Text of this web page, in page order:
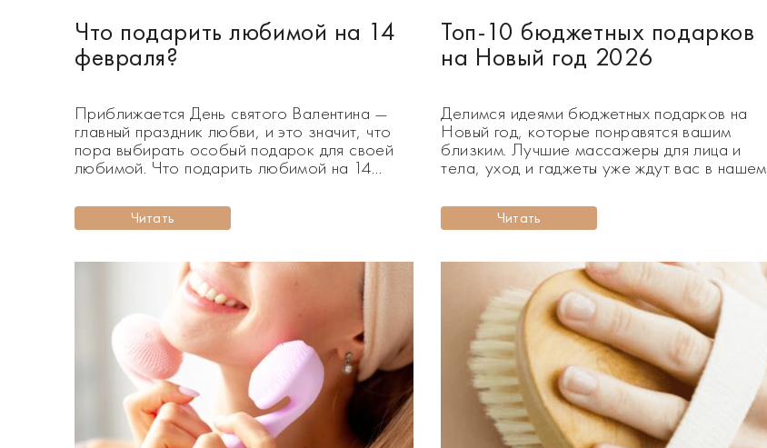
Что подарить любимой на 14
февраля?
Приближается День святого Валентина —
главный праздник любви, и это значит, что
пора выбирать особый подарок для своей
любимой. Что подарить любимой на 14
свои чувства? Мы собрали самые лучшие
идеи подарков ко Дню влюбленных в этой
праздника года каждый мужчина
задумывается, какой подарок […]
Читать
Топ-10 бюджетных подарков
на Новый год 2026
Делимся идеями бюджетных подарков на
Новый год, которые понравятся вашим
близким. Лучшие массажеры для лица и
тела, уход и гаджеты уже ждут вас в нашем
год, и мы активно ищем подарки под елку
для родных и близких. Что выбрать, чтобы
собрали для вас подборку с […]
Читать